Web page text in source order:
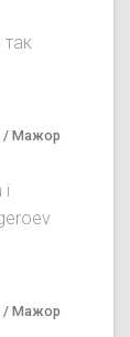
так
/ Мажор
i
/ Мажор